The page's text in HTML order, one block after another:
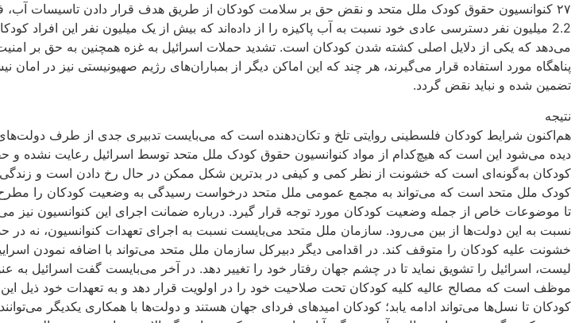
2.2 میلیون نفر دسترسی عادی خود نسبت به آب پاکیزه را از داده‌اند که بیش از یک میلیون نفر این افراد
می‌دهد که یکی از دلایل اصلی کشته شدن کودکان است. تشدید حملات اسرائیل به غزه همچنین به حق بر
تضمین شده و نباید نقض گردد.
نتیجه
هم‌اکنون شرایط کودکان فلسطینی روایتی تلخ و تکان‌دهنده است‌ که می‌بایست تدبیری جدی از طرف
دیده می‌شود این است که هیچ‌کدام از مواد کنوانسیون حقوق کودک ملل متحد توسط اسرائیل رعایت نشده
تا موضوعات خاص از جمله وضعیت کودکان مورد توجه قرار گیرد. درباره ضمانت اجرای این کنوانسیون نیز
نسبت به این دولت‌ها از بین می‌رود. سازمان ملل متحد می‌بایست نسبت به اجرای تعهدات کنوانسیون، نه
خشونت علیه کودکان را متوقف کند. در اقدامی دیگر دبیرکل سازمان ملل متحد می‌تواند با اضافه نمودن
لیست، اسرائیل را تشویق نماید تا در چشم جهان رفتار خود را تغییر دهد. در آخر می‌بایست گفت اسرائیل
موظف است که مصالح عالیه‌ کلیه کودکان تحت صلاحیت خود را در اولویت قرار دهد و به تعهدات خود ذیل
کودکان تا نسل‌ها می‌تواند ادامه یابد؛ کودکان امیدهای فردای جهان هستند و دولت‌ها با همکاری یکدیگر